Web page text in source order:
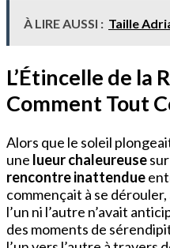
À LIRE AUSSI : Taille
L’Étincelle de la
Comment Tout
Alors que le soleil
une lueur chaleureuse
rencontre inattendue
commençait à se
l’un ni l’autre n’avait
des moments de